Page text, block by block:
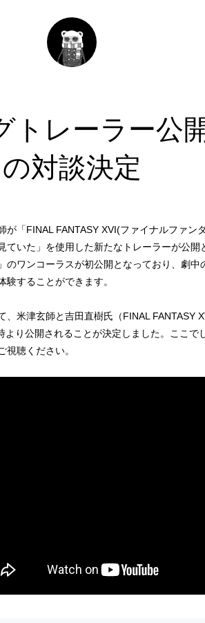
トレーラー公
の対談決定
が「FINAL FANTASY XVI(ファイナルファ
見ていた」を使用した新たなトレーラーが公
のワンコーラスが初公開となっており、劇
験することができます。
、米津玄師と​​吉田直樹氏（FINAL FANTASY
より公開されることが決定しました。ここで
視聴ください。